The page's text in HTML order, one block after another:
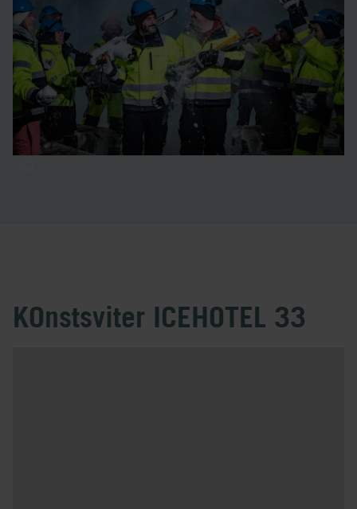
Biegelaar
(en designer från Holland) är inga främlingar för
ICEHOTEL. Sedan de träffades på ICEHOTEL för tio år
sedan har de byggt upp en stark vänskap vilket också
resulterat i att de gjort ett flertal samarbeten. Förutom
projekt med snö och is arbetar Viktor och Wouter
tillsammans med att designa leksaker för leverantörer
runtom i Europa.
KOnstsviter ICEHOTEL 33